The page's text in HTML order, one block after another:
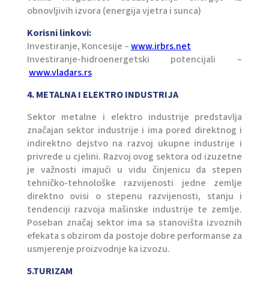
obnovljivih izvora (energija vjetra i sunca)
Korisni linkovi:
Investiranje, Koncesije –www.irbrs.net
Investiranje-hidroenergetski potencijali –
www.vladars.rs
4. METALNA I ELEKTRO INDUSTRIJA
Sektor metalne i elektro industrije predstavlja
značajan sektor industrije i ima pored direktnog i
indirektno dejstvo na razvoj ukupne industrije i
privrede u cjelini. Razvoj ovog sektora od izuzetne
je važnosti imajući u vidu činjenicu da stepen
tehničko-tehnološke razvijenosti jedne zemlje
direktno ovisi o stepenu razvijenosti, stanju i
tendenciji razvoja mašinske industrije te zemlje.
Poseban značaj sektor ima sa stanovišta izvoznih
efekata s obzirom da postoje dobre performanse za
usmjerenje proizvodnje ka izvozu.
5.TURIZAM